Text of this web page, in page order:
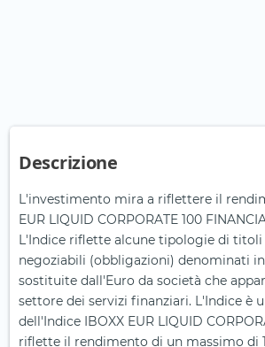
Descrizione
L'investimento mira a riflettere il
EUR LIQUID CORPORATE 100
L'Indice riflette alcune tipologie di
negoziabili (obbligazioni) denominati
sostituite dall'Euro da società che
settore dei servizi finanziari. L'Indice è
dell'Indice IBOXX EUR LIQUID
riflette il rendimento di un massimo di